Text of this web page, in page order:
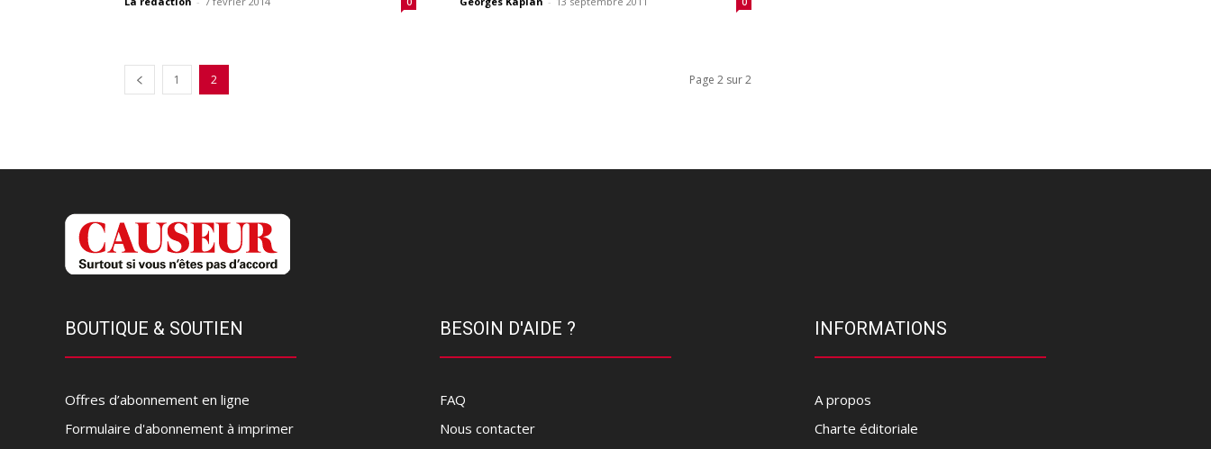
1 2 Page 2 sur 2
BOUTIQUE & SOUTIEN
Offres d’abonnement en ligne
Formulaire d'abonnement à imprimer
BESOIN D'AIDE ?
FAQ
Nous contacter
INFORMATIONS
A propos
Charte éditoriale